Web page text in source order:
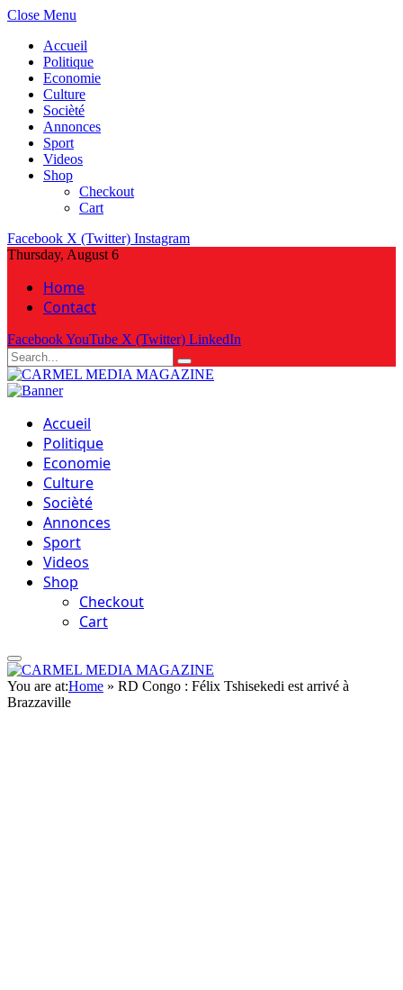
Close Menu
Accueil
Politique
Economie
Culture
Socièté
Annonces
Sport
Videos
Shop
Checkout
Cart
Facebook X (Twitter) Instagram
Thursday, August 6
Home
Contact
FacebookYouTube X (Twitter) LinkedIn
Accueil
Politique
Economie
Culture
Socièté
Annonces
Sport
Videos
Shop
Checkout
Cart
You are at:Home » RD Congo : Félix Tshisekedi est arrivé à
Brazzaville